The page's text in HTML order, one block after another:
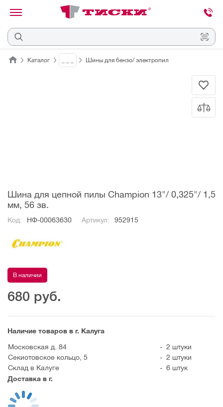
Отмена
Каталог Шины для бензо/ электропил
Шина для цепной пилы Champion 13"/ 0,325"/ 1,5
мм, 56 зв.
Код: НФ-00063630 Артикул: 952915
В наличии
680 руб.
Наличие товаров в г. Калуга
Московская д. 84
- 2 штуки
Секиотовское кольцо, 5
- 2 штуки
Склад в Калуге
- 6 штук
Доставка в г.